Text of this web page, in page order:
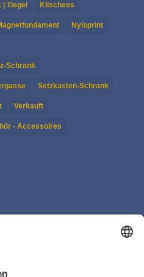
Tiegel Klischees
Nyloprint
Schrank
Setzkasten-Schrank
Verkauft
- Accessoires